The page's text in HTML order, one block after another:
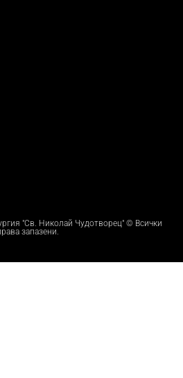
"Св. Николай Чудотворец" © Всички
запазени.